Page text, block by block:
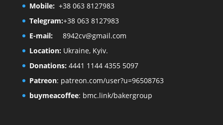
Mobile: +38 063 8127983
Telegram:+38 063 8127983
E-mail:
8942cv@gmail.com
Location:Ukraine, Kyiv.
Donations:4441 1144 4355 5097
Patreon: patreon.com/user?u=96508763
buymeacoffee: bmc.link/bakergroup